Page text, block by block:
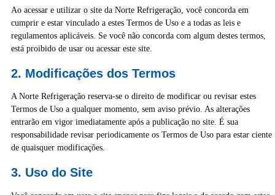
Ao acessar e utilizar o site da Norte Refrigeração, você concorda em
cumprir e estar vinculado a estes Termos de Uso e a todas as leis e
regulamentos aplicáveis. Se você não concorda com algum destes termos,
está proibido de usar ou acessar este site.
2. Modificações dos Termos
A Norte Refrigeração reserva-se o direito de modificar ou revisar estes
Termos de Uso a qualquer momento, sem aviso prévio. As alterações
entrarão em vigor imediatamente após a publicação no site. É sua
responsabilidade revisar periodicamente os Termos de Uso para estar ciente
de quaisquer modificações.
3. Uso do Site